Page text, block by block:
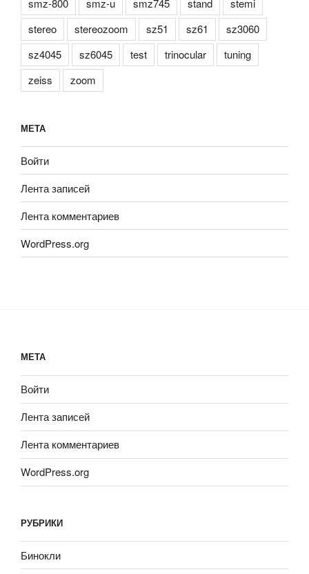
stereo
stereozoom sz51 sz61
sz3060
sz4045
sz6045 test trinocular
tuning
zeiss
zoom
МЕТА
Войти
Лента записей
Лента комментариев
WordPress.org
МЕТА
Войти
Лента записей
Лента комментариев
WordPress.org
РУБРИКИ
Бинокли